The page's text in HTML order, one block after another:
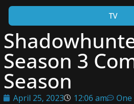
TV
Season 3
Season
April 25, 2023 12:06 am